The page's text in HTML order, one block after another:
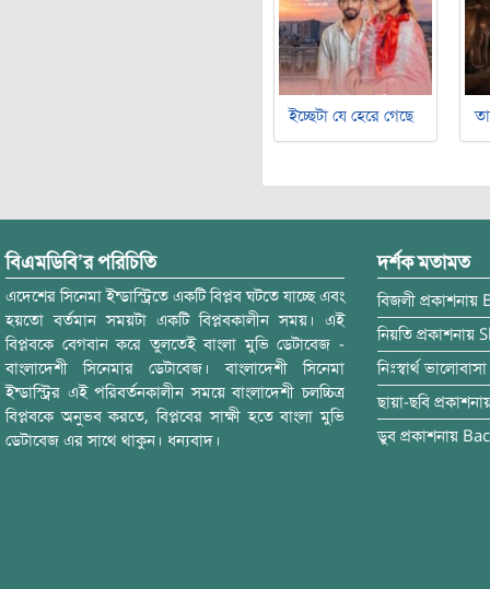
ইচ্ছেটা যে হেরে গেছে
বিএমডিবি’র পরিচিতি
এদেশের সিনেমা ইন্ডাস্ট্রিতে একটি বিপ্লব ঘটতে যাচ্ছে এবং
হয়তো বর্তমান সময়টা একটি বিপ্লবকালীন সময়। এই
বিপ্লবকে বেগবান করে তুলতেই বাংলা মুভি ডেটাবেজ -
বাংলাদেশী সিনেমার ডেটাবেজ। বাংলাদেশী সিনেমা
ইন্ডাস্ট্রির এই পরিবর্তনকালীন সময়ে বাংলাদেশী চলচ্চিত্র
বিপ্লবকে অনুভব করতে, বিপ্লবের সাক্ষী হতে বাংলা মুভি
ডেটাবেজ এর সাথে থাকুন। ধন্যবাদ।
দর্শক মতামত
বিজলী প্রকাশনায়
নিয়তি প্রকাশনায়
নিঃস্বার্থ ভালোবাসা
ছায়া-ছবি
ডুব প্রকাশনায়